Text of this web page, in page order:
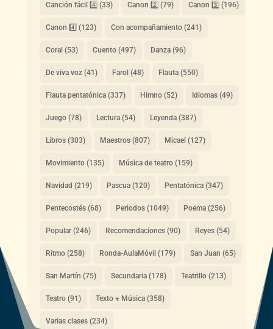
Canción fácil 4️⃣ (33) Canon 2️⃣ (79) Canon 3️⃣ (196)
Canon 4️⃣ (123) Con acompañamiento(241)
Coral (53) Cuento(497) Danza(96)
De viva voz(41) Farol (48) Flauta(550)
Flauta pentatónica(337) Himno(52) Idiomas(49)
Juego(78) Lectura(54) Leyenda(387)
Libros(303) Maestros(807) Micael (127)
Movimiento(135) Música de teatro(159)
Navidad (219) Pascua(120) Pentatónica(347)
Pentecostés(68) Periodos(1049) Poema(256)
Popular(246) Recomendaciones(90) Reyes(54)
Ritmo(258) Ronda-AulaMóvil (179) San Juan (65)
San Martín (75) Secundaria(178) Teatrillo(213)
Teatro(91) Texto + Música(358)
Varias clases(234)